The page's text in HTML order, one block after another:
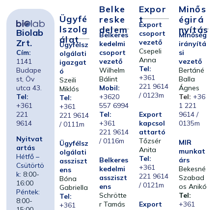
Biolab
Zrt.
Cím:
1141
Budape
st, Öv
utca 43.
Tel:
+361
221
9614
Nyitvat
artás
Hétfő –
Csütörtö
k: 8:00-
16:00
Péntek:
8:00-
Ügyfé
Lszolg
Álat
Ügyfélsz
olgálati
igazgat
ó
Szeili
Miklós
Tel:
+361
221 9614
/ 0111m
Ügyfélsz
olgálati
assziszt
ens
Bóna
Gabriella
Tel:
+361
Belke
Reske
Delem
Belkeres
kedelmi
csoport
vezető
Wilhelm
Bálint
Mobil:
+3620
557 6994
Tel:
+361
221 9614
/ 0116m
Belkeres
kedelmi
assziszt
ens
Schrötte
r Tamás
Expor
T
Export
csoport
vezető
Csepeli
Anna
Tel:
+361
221 9614
/ 0123m
Export
kapcsol
attartó
Tőzsér
Anita
Tel:
+361
221 9614
/ 0121m
Export
Minős
Égirá
Nyítás
Minőség
irányítá
si
vezető
Bertáné
Balla
Ágnes
Tel: +36
1 221
9614 /
0135m
MIR
munkat
árs
Bekesné
Szabad
os Anikó
Tel:
+361